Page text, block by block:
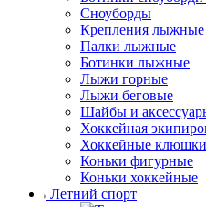
Сноуборды
Крепления лыжные
Палки лыжные
Ботинки лыжные
Лыжи горные
Лыжи беговые
Шайбы и
Хоккейная
Хоккейные клюшки
Коньки фигурные
Коньки хоккейные
Летний спорт